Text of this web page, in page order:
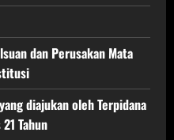
dan Perusakan Mata
diajukan oleh Terpidana
Tahun